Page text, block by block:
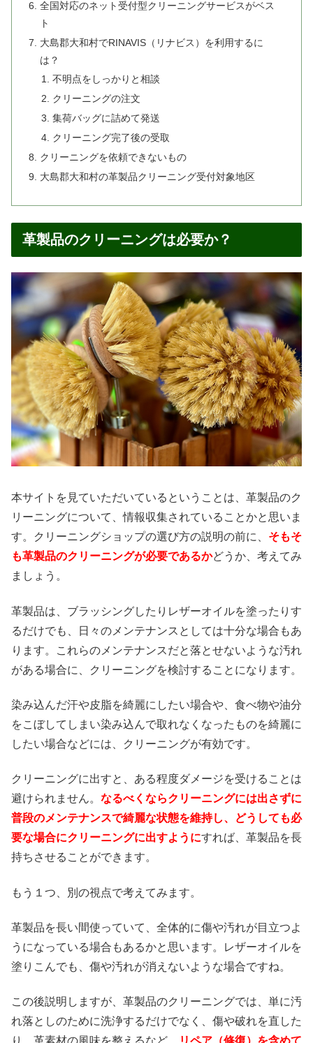
全国対応のネット受付型クリーニングサービスがベス
ト
大島郡大和村でRINAVIS（リナビス）を利用するに
は？
不明点をしっかりと相談
クリーニングの注文
集荷バッグに詰めて発送
クリーニング完了後の受取
クリーニングを依頼できないもの
大島郡大和村の革製品クリーニング受付対象地区
革製品のクリーニングは必要か？
本サイトを見ていただいているということは、革製品のク
リーニングについて、情報収集されていることかと思いま
す。クリーニングショップの選び方の説明の前に、 そもそ
も革製品のクリーニングが必要であるかどうか、考えてみ
ましょう。
革製品は、ブラッシングしたりレザーオイルを塗ったりす
るだけでも、日々のメンテナンスとしては十分な場合もあ
ります。これらのメンテナンスだと落とせないような汚れ
がある場合に、クリーニングを検討することになります。
染み込んだ汗や皮脂を綺麗にしたい場合や、食べ物や油分
をこぼしてしまい染み込んで取れなくなったものを綺麗に
したい場合などには、クリーニングが有効です。
クリーニングに出すと、ある程度ダメージを受けることは
避けられません。 なるべくならクリーニングには出さずに
普段のメンテナンスで綺麗な状態を維持し、どうしても必
要な場合にクリーニングに出すようにすれば、革製品を長
持ちさせることができます。
もう１つ、別の視点で考えてみます。
革製品を長い間使っていて、全体的に傷や汚れが目立つよ
うになっている場合もあるかと思います。レザーオイルを
塗りこんでも、傷や汚れが消えないような場合ですね。
この後説明しますが、革製品のクリーニングでは、単に汚
れ落としのために洗浄するだけでなく、傷や破れを直した